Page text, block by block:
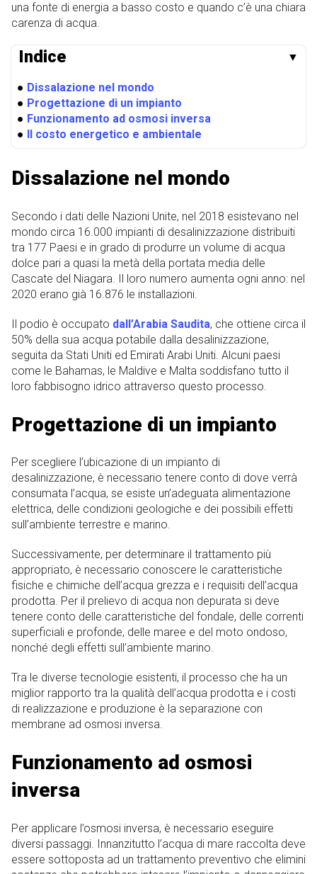
una fonte di energia a basso costo e quando c’è una chiara
carenza di acqua.
Indice ▼
● Dissalazione nel mondo
● Progettazione di un impianto
● Funzionamento ad osmosi inversa
●
Il costo energetico e ambientale
Dissalazione nel mondo
Secondo i dati delle Nazioni Unite, nel 2018 esistevano nel
mondo circa 16.000 impianti di desalinizzazione distribuiti
tra 177 Paesi e in grado di produrre un volume di acqua
dolce pari a quasi la metà della portata media delle
Cascate del Niagara. Il loro numero aumenta ogni anno: nel
2020 erano già 16.876 le installazioni.
Il podio è occupato dall’Arabia Saudita, che ottiene circa il
50% della sua acqua potabile dalla desalinizzazione,
seguita da Stati Uniti ed Emirati Arabi Uniti. Alcuni paesi
come le Bahamas, le Maldive e Malta soddisfano tutto il
loro fabbisogno idrico attraverso questo processo.
Progettazione di un impianto
Per scegliere l’ubicazione di un impianto di
desalinizzazione, è necessario tenere conto di dove verrà
consumata l’acqua, se esiste un’adeguata alimentazione
elettrica, delle condizioni geologiche e dei possibili effetti
sull’ambiente terrestre e marino.
Successivamente, per determinare il trattamento più
appropriato, è necessario conoscere le caratteristiche
fisiche e chimiche dell’acqua grezza e i requisiti dell’acqua
prodotta. Per il prelievo di acqua non depurata si deve
tenere conto delle caratteristiche del fondale, delle correnti
superficiali e profonde, delle maree e del moto ondoso,
nonché degli effetti sull’ambiente marino.
Tra le diverse tecnologie esistenti, il processo che ha un
miglior rapporto tra la qualità dell’acqua prodotta e i costi
di realizzazione e produzione è la separazione con
membrane ad osmosi inversa.
Funzionamento ad osmosi
inversa
Per applicare l’osmosi inversa, è necessario eseguire
diversi passaggi. Innanzitutto l’acqua di mare raccolta deve
essere sottoposta ad un trattamento preventivo che elimini